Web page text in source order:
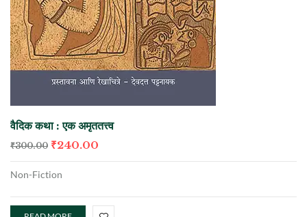
वैदिक कथा : एक अमृततत्त्व
₹300.00 ₹240.00
Non-Fiction